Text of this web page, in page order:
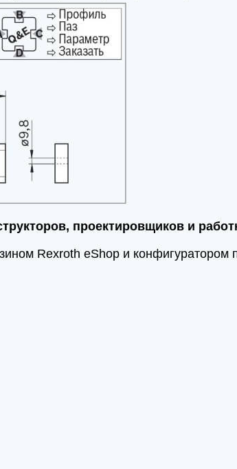
проектировщиков и
Rexroth eShop и конфигуратором